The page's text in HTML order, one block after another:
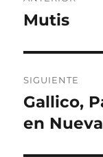
de
Entrada
Mutis
SIGUIENTE
Entrada
siguiente:
Gallico,
en